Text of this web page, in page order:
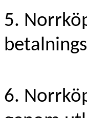
5.
6.